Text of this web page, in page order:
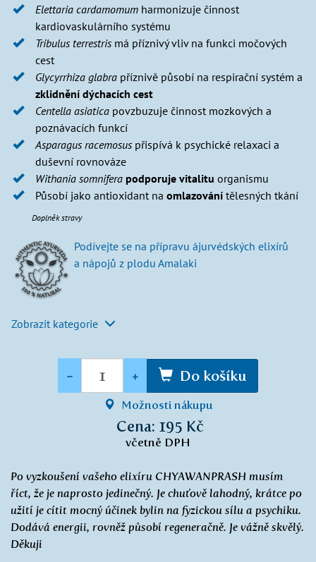
Elettaria cardamomum harmonizuje činnost
kardiovaskulárního systému
Tribulus terrestris má příznivý vliv na funkci močových
cest
Glycyrrhiza glabra příznivě působí na respirační systém a
zklidnění dýchacích cest
Centella asiatica povzbuzuje činnost mozkových a
poznávacích funkcí
Asparagus racemosus přispívá k psychické relaxaci a
duševní rovnováze
Withania somnifera podporuje vitalitu organismu
Působí jako antioxidant na omlazování tělesných tkání
Doplněk stravy
Podívejte se na přípravu ájurvédských elixírů
a nápojů z plodu Amalaki
Zobrazit kategorie
- + Do košíku
Možnosti nákupu
Cena: 195 Kč
včetně DPH
Po vyzkoušení vašeho elixíru CHYAWANPRASH musím
říct, že je naprosto jedinečný. Je chuťově lahodný, krátce po
užití je cítit mocný účinek bylin na fyzickou sílu a psychiku.
Dodává energii, rovněž působí regeneračně. Je vážně skvělý.
Děkuji